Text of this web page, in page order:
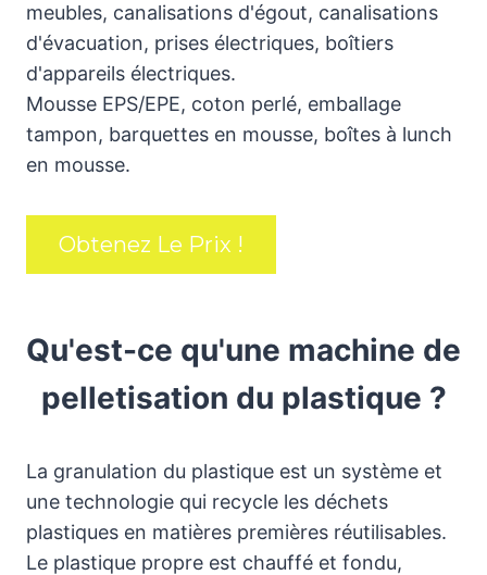
meubles, canalisations d'égout, canalisations
d'évacuation, prises électriques, boîtiers
d'appareils électriques.
Mousse EPS/EPE, coton perlé, emballage
tampon, barquettes en mousse, boîtes à lunch
en mousse.
Obtenez Le Prix !
Qu'est-ce qu'une machine de
pelletisation du plastique ?
La granulation du plastique est un système et
une technologie qui recycle les déchets
plastiques en matières premières réutilisables.
Le plastique propre est chauffé et fondu,